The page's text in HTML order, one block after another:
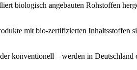
biologisch angebauten Rohstoffen
mit bio-zertifizierten
konventionell – werden in Deutschland